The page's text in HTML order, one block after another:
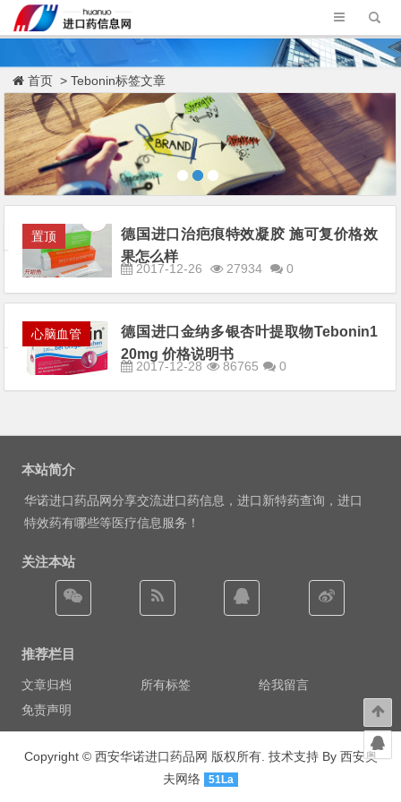
首页 > Tebonin标签文章
置顶
德国进口治疤痕特效凝胶 施可复价格效
果怎么样
2017-12-26 27934 0
心脑血管
德国进口金纳多银杏叶提取物Tebonin1
20mg 价格说明书
2017-12-28 86765 0
本站简介
华诺进口药品网分享交流进口药信息，进口新特药查询，进口
特效药有哪些等医疗信息服务！
关注本站
推荐栏目
文章归档 所有标签
给我留言
免责声明
Copyright © 西安华诺进口药品网 版权所有. 技术支持 By 西安奥
夫网络
51La